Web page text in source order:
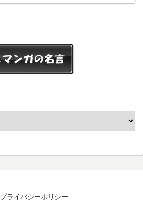
プライバシーポリシー